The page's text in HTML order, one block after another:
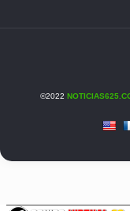
©2022